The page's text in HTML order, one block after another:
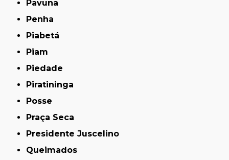
Pavuna
Penha
Piabetá
Piam
Piedade
Piratininga
Posse
Praça Seca
Presidente Juscelino
Queimados